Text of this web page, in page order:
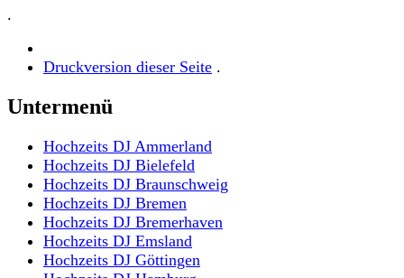
.
Druckversion dieser Seite .
Untermenü
Hochzeits DJ Ammerland
Hochzeits DJ Bielefeld
Hochzeits DJ Braunschweig
Hochzeits DJ Bremen
Hochzeits DJ Bremerhaven
Hochzeits DJ Emsland
Hochzeits DJ Göttingen